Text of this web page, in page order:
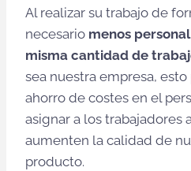
Al realizar su trabajo de
necesario menos
misma cantidad de
sea nuestra empresa,
ahorro de costes en el
asignar a los trabajadores
aumenten la calidad de
producto.